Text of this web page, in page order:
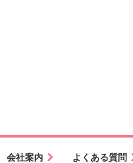
会社案内 よくある質問